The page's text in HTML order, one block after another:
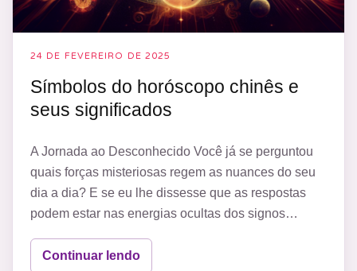
24 DE FEVEREIRO DE 2025
Símbolos do horóscopo chinês e
seus significados
A Jornada ao Desconhecido Você já se perguntou
quais forças misteriosas regem as nuances do seu
dia a dia? E se eu lhe dissesse que as respostas
podem estar nas energias ocultas dos signos…
Continuar lendo